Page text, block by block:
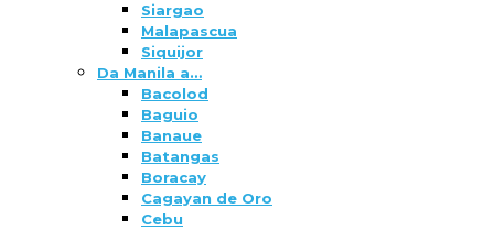
Siargao
Malapascua
Siquijor
Da Manila a…
Bacolod
Baguio
Banaue
Batangas
Boracay
Cagayan de Oro
Cebu